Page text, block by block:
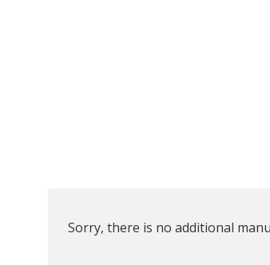
Sorry, there is no additional